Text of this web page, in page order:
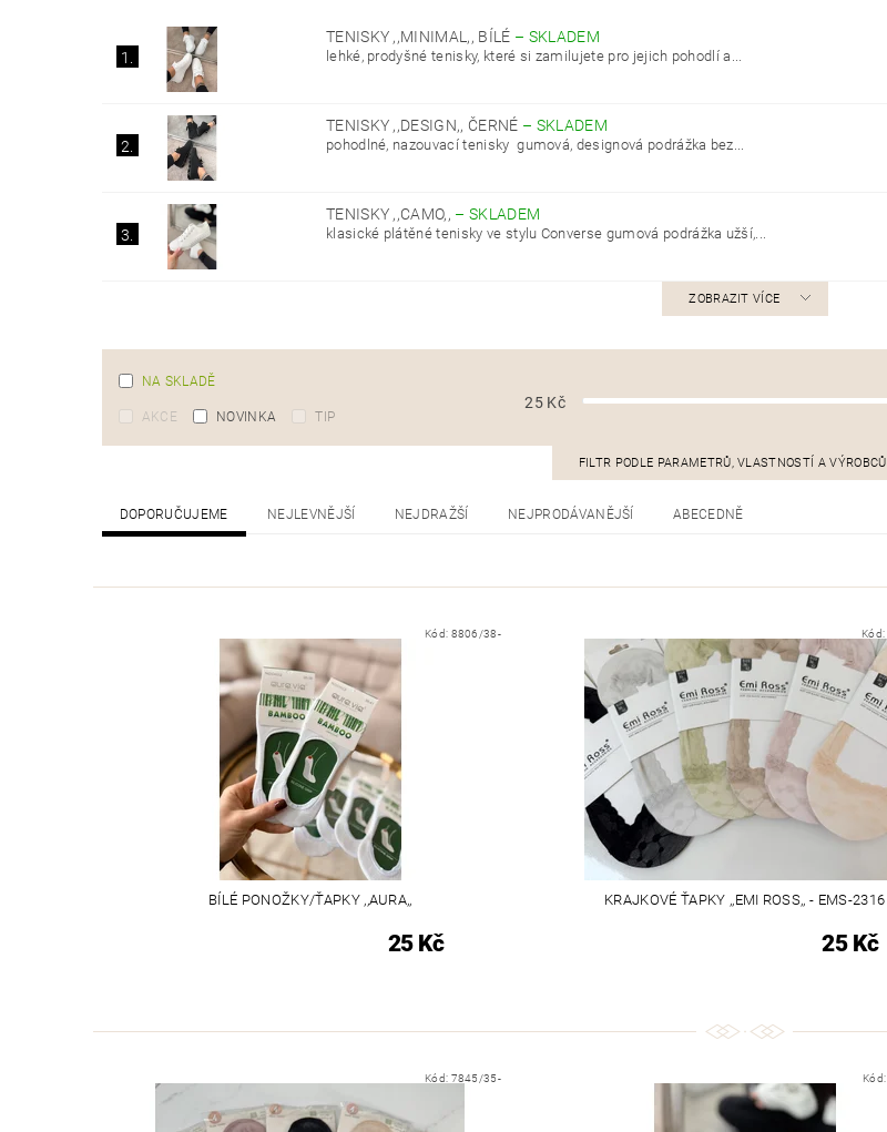
1.
TENISKY ,,MINIMAL,, BÍLÉ – SKLADEM
lehké, prodyšné tenisky, které si zamilujete pro jejich pohodlí a...
2.
TENISKY ,,DESIGN,, ČERNÉ – SKLADEM
pohodlné, nazouvací tenisky gumová, designová podrážka bez...
3.
TENISKY ,,CAMO,, –SKLADEM
klasické plátěné tenisky ve stylu Converse gumová podrážka užší,...
ZOBRAZIT VÍCE
NA SKLADĚ
AKCE NOVINKA TIP
25Kč
FILTR PODLE PARAMETRŮ, VLASTNOSTÍ A VÝROBCŮ
DOPORUČUJEME NEJLEVNĚJŠÍ NEJDRAŽŠÍ NEJPRODÁVANĚJŠÍ ABECEDNĚ
Kód: 8806/38-
BÍLÉ PONOŽKY/ŤAPKY ,,AURA,,
25 Kč
Kód:
KRAJKOVÉ ŤAPKY ,,EMI ROSS,, - EMS-2316
25 Kč
Kód: 7845/35- Kód: